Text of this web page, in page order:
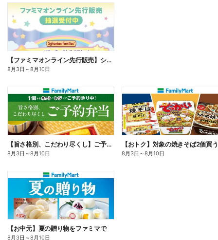
【ファミマオンライン先行販売】シルバニアファミリー
8月3日 ～8月10日
【旨さ格別、こだわり尽くし】ご予約弁当
8月3日 ～8月10日 8月3日 ～8月10日
【お中元】夏の贈り物をファミマで
8月3日 ～8月10日